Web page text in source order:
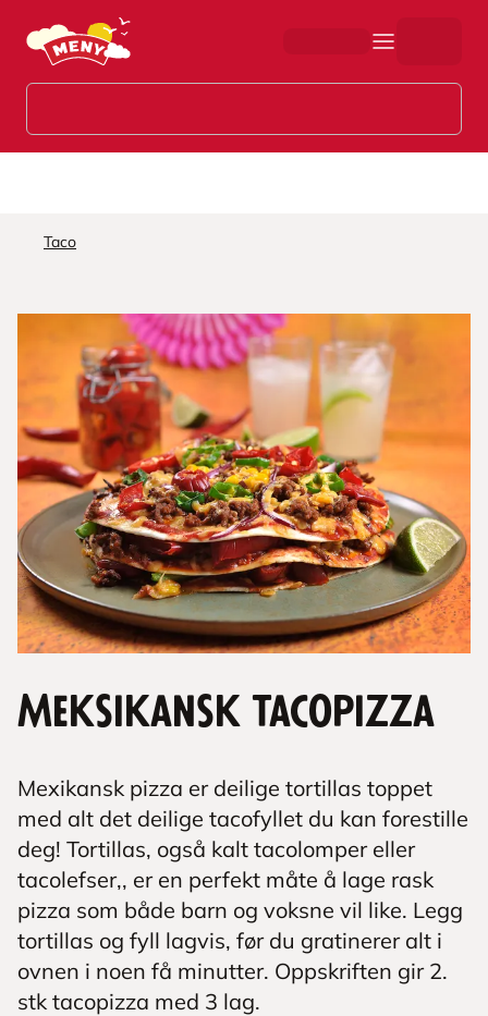
Hopp til hovedinnhold
Taco
Meksikansk tacopizza
Mexikansk pizza er deilige tortillas toppet
med alt det deilige tacofyllet du kan forestille
deg! Tortillas, også kalt tacolomper eller
tacolefser,, er en perfekt måte å lage rask
pizza som både barn og voksne vil like. Legg
tortillas og fyll lagvis, før du gratinerer alt i
ovnen i noen få minutter. Oppskriften gir 2.
stk tacopizza med 3 lag.